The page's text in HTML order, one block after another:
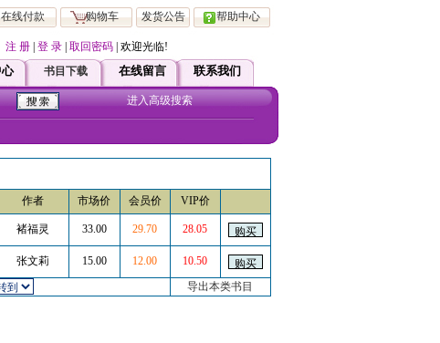
在线付款 购物车 发货公告 帮助中心
，凡在本站注册会员 均可直接享受ViP 服务！如有疑问请直接跟客服联系！
注 册 登 录 取回密码 | 欢迎光临!
书目下载 在线留言 联系我们
进入高级搜索
作者 市场价 会员价 VIP价
褚福灵 33.00 29.70
28.05
张文莉 15.00 12.00 10.50
导出本类书目